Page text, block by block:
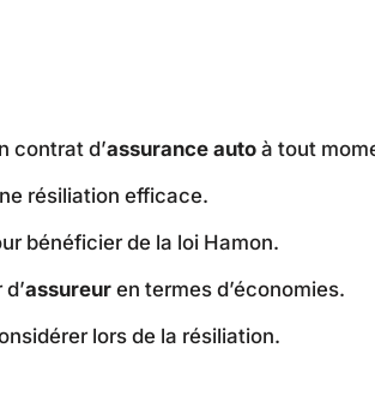
contrat d’assurance auto à tout
résiliation efficace.
bénéficier de la loi Hamon.
assureur en termes d’économies.
lors de la résiliation.